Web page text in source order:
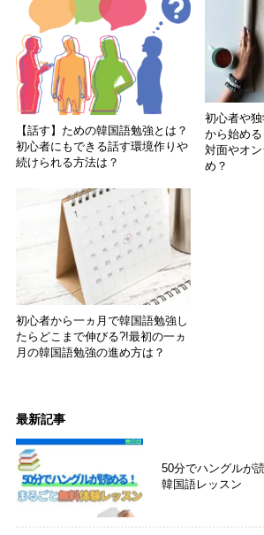
【話す】ための韓国語勉強とは？
初心者にもできる話す環境作りや
続けられる方法は？
初心者や
から始め
対面やオ
め？
初心者から一ヵ月で韓国語勉強し
たらどこまで伸びる?!最初の一ヵ
月の韓国語勉強の進め方は？
最新記事
50分でハングルが
韓国語レッスン